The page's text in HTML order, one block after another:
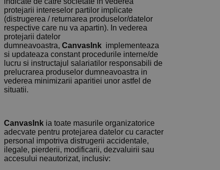
protejarii intereselor partilor implicate
(distrugerea / returnarea produselor/datelor
respective care nu va apartin). In vederea
protejarii datelor
dumneavoastra, CanvasInk implementeaza
si updateaza constant procedurile interne/de
lucru si instructajul salariatilor responsabili de
prelucrarea produselor dumneavoastra in
vederea minimizarii aparitiei unor astfel de
situatii.
CanvasInk ia toate masurile organizatorice
adecvate pentru protejarea datelor cu caracter
personal impotriva distrugerii accidentale,
ilegale, pierderii, modificarii, dezvaluirii sau
accesului neautorizat, inclusiv: